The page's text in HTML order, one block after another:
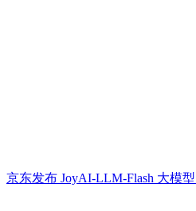
京东发布 JoyAI-LLM-Flash 大模